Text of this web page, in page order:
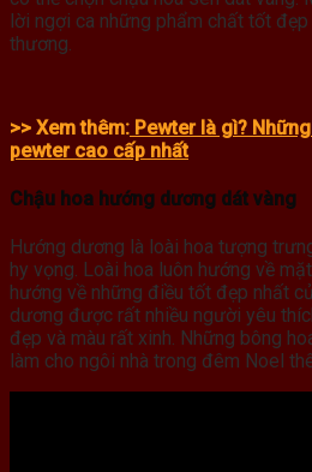
lời ngợi ca những phẩm chất tốt
thương.
>> Xem thêm: Pewter là gì?
pewter cao cấp nhất
Chậu hoa hướng dương dát vàng
Hướng dương là loài hoa tượng
hy vọng. Loài hoa luôn hướng về
hướng về những điều tốt đẹp nhất
dương được rất nhiều người yêu
đẹp và màu rất xinh. Những bông
làm cho ngôi nhà trong đêm Noel